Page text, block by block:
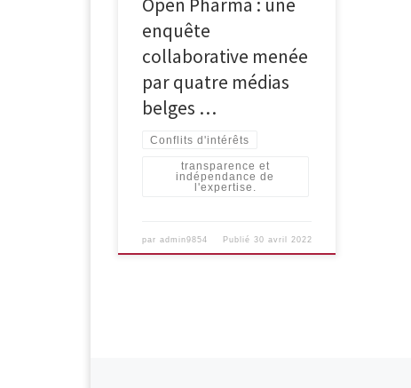
l’industrie pharmaceutique et les
professionnels et organisations […]
Open Pharma : une
enquête
collaborative menée
par quatre médias
belges …
Conflits d'intérêts
transparence et
indépendance de
l'expertise.
par admin9854 Publié 30 avril 2022